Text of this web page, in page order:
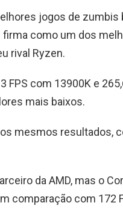
jogos de zumbis
como um dos
rival Ryzen.
FPS com 13900K e
mais baixos.
mesmos resultados,
da AMD, mas o
comparação com 172